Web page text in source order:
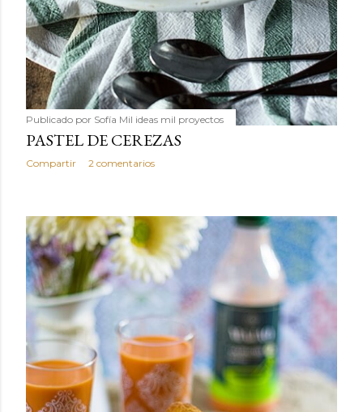
Publicado por Sofía Mil ideas mil proyectos
PASTEL DE CEREZAS
Compartir 2 comentarios